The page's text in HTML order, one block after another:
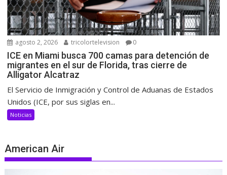
agosto 2, 2026 tricolortelevision 0
ICE en Miami busca 700 camas para detención de
migrantes en el sur de Florida, tras cierre de
Alligator Alcatraz
El Servicio de Inmigración y Control de Aduanas de Estados
Unidos (ICE, por sus siglas en...
Noticias
American Air